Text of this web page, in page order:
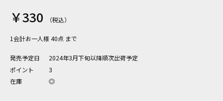
￥330
1会計お一人様 40点 まで
発売予定日
2024年3月下旬以降順次出荷予定
ポイント
3
在庫
◎